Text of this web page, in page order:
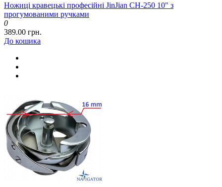
Ножиці кравецькі професійні JinJian CH-250 10" з
прогумованими ручками
0
389.00 грн.
До кошика